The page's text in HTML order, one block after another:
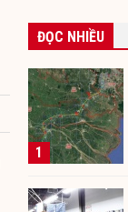
ĐỌC NHIỀU
1